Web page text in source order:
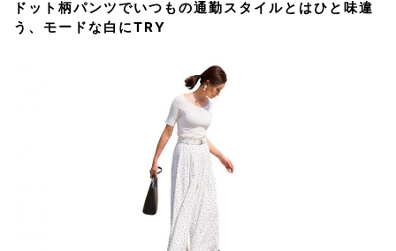
ドット柄パンツでいつもの通勤スタイルとはひと味違
う、モードな白にTRY